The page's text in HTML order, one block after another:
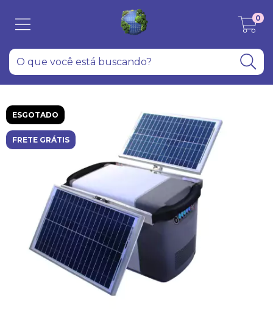
0
ESGOTADO
FRETE GRÁTIS